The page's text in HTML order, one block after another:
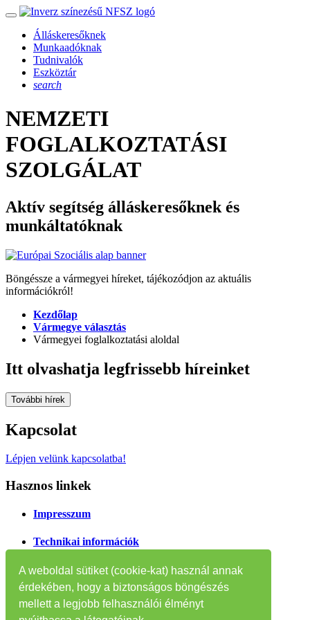
A weboldal sütiket (cookie-kat) használ annak
érdekében, hogy a biztonságos böngészés
mellett a legjobb felhasználói élményt
Álláskeresőknek
Munkaadóknak
Tudnivalók
Eszköztár
search
NEMZETI
FOGLALKOZTATÁSI
SZOLGÁLAT
Aktív segítség álláskeresőknek és
munkáltatóknak
Böngéssze a vármegyei híreket, tájékozódjon az aktuális
információkról!
Kezdőlap
Vármegye választás
Vármegyei foglalkoztatási aloldal
Itt olvashatja legfrissebb híreinket
További hírek
Kapcsolat
Lépjen velünk kapcsolatba!
Hasznos linkek
Impresszum
Technikai információk
Oldaltérkép
Tájékoztatók